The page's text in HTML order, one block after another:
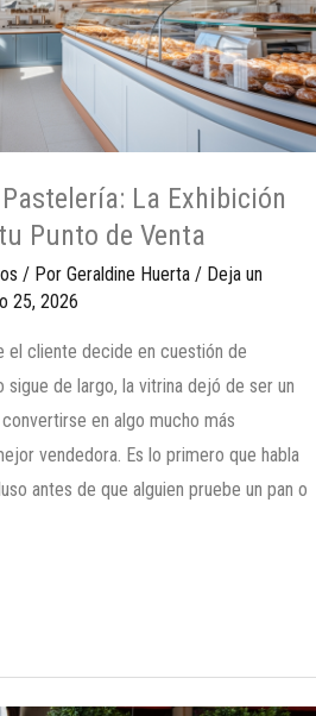
La Exhibición
Punto de Venta
/ Por Geraldine Huerta / Deja un
25, 2026
el cliente decide en cuestión de
sigue de largo, la vitrina dejó de ser un
en algo mucho más
vendedora. Es lo primero que habla
antes de que alguien pruebe un pan o